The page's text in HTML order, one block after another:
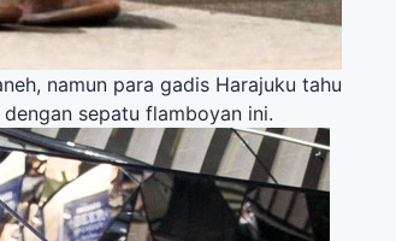
namun para gadis Harajuku tahu
sepatu flamboyan ini.